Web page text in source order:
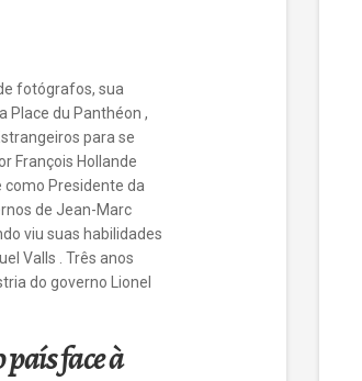
fotógrafos, sua
Place du Panthéon ,
para se
François Hollande
como Presidente da
de Jean-Marc
viu suas habilidades
Valls . Três anos
do governo Lionel
face à